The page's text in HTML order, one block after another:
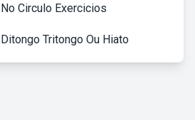
Circulo Exercicios
Tritongo Ou Hiato